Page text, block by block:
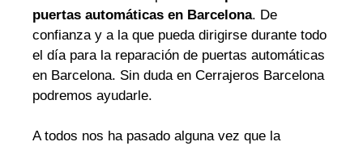
puertas automáticas en Barcelona. De
confianza y a la que pueda dirigirse durante todo
el día para la reparación de puertas automáticas
en Barcelona. Sin duda en Cerrajeros Barcelona
podremos ayudarle.
A todos nos ha pasado alguna vez que la